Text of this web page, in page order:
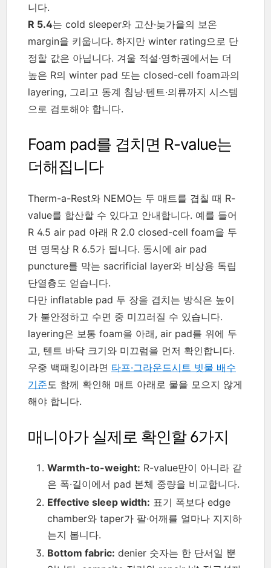
니다.
R 5.4는 cold sleeper와 고산·늦가을의 보온
margin을 키웁니다. 하지만 winter rating으로 단
정할 값은 아닙니다. 겨울 적설·영하권에서는 더
높은 R의 winter pad 또는 closed-cell foam과의
layering, 그리고 동계 침낭·텐트·의류까지 시스템
으로 검토해야 합니다.
Foam pad를 겹치면 R-value는
더해집니다
Therm-a-Rest와 NEMO는 두 매트를 겹칠 때 R-
value를 합산할 수 있다고 안내합니다. 예를 들어
R 4.5 air pad 아래 R 2.0 closed-cell foam을 두
면 명목상 R 6.5가 됩니다. 동시에 air pad
puncture를 막는 sacrificial layer와 비상용 독립
단열층도 얻습니다.
다만 inflatable pad 두 장을 겹치는 방식은 높이
가 불안정하고 수면 중 미끄러질 수 있습니다.
layering은 보통 foam을 아래, air pad를 위에 두
고, 텐트 바닥 크기와 미끄럼을 먼저 확인합니다.
우중 백패킹이라면 타프·그라운드시트 빗물 배수
기준도 함께 확인해 매트 아래로 물을 모으지 않게
해야 합니다.
매니아가 실제로 확인할 6가지
Warmth-to-weight: R-value만이 아니라 같
은 폭·길이에서 pad 본체 중량을 비교합니다.
Effective sleep width: 표기 폭보다 edge
chamber와 taper가 팔·어깨를 얼마나 지지하
는지 봅니다.
Bottom fabric: denier 숫자는 한 단서일 뿐